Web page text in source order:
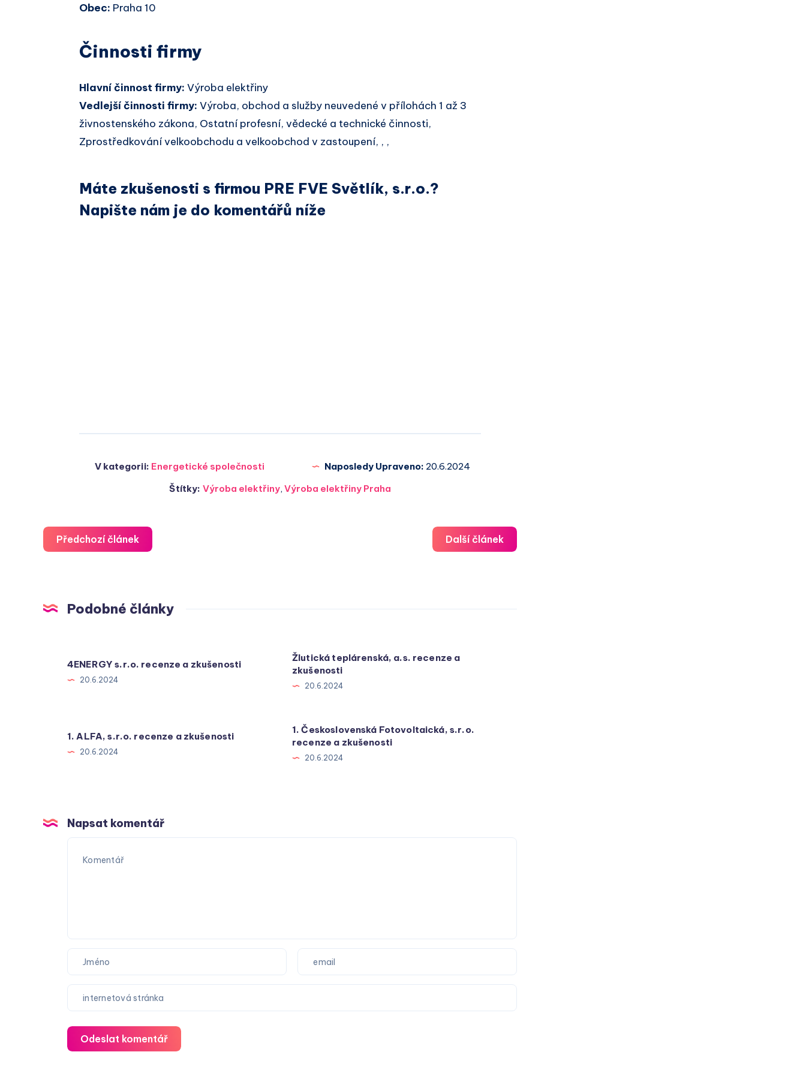
Obec: Praha 10
Činnosti firmy
Hlavní činnost firmy: Výroba elektřiny
Vedlejší činnosti firmy: Výroba, obchod a služby neuvedené v přílohách 1 až 3
živnostenského zákona, Ostatní profesní, vědecké a technické činnosti,
Zprostředkování velkoobchodu a velkoobchod v zastoupení, , ,
Máte zkušenosti s firmou PRE FVE Světlík, s.r.o.?
Napište nám je do komentářů níže
V kategorii: Energetické společnosti Naposledy Upraveno: 20.6.2024
Štítky: Výroba elektřiny, Výroba elektřiny Praha
Předchozí článek Další článek
Podobné články
4ENERGY s.r.o. recenze a zkušenosti
20.6.2024
Žlutická teplárenská, a.s. recenze a
zkušenosti
20.6.2024
1. ALFA, s.r.o. recenze a zkušenosti
20.6.2024
1. Československá Fotovoltaická, s.r.o.
recenze a zkušenosti
20.6.2024
Napsat komentář
Odeslat komentář